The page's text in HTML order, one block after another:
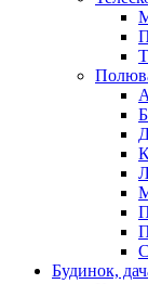
Будинок,